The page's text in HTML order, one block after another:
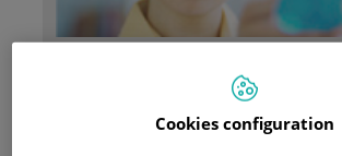
Cookies configuration